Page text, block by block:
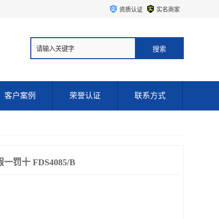
资质认证 实名商家
客户案例 荣誉认证 联系方式
罚十 FDS4085/B